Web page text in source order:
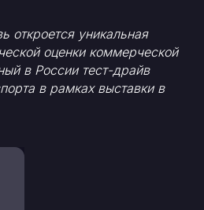
откроется уникальная
оценки коммерческой
в России тест-драйв
в рамках выставки в